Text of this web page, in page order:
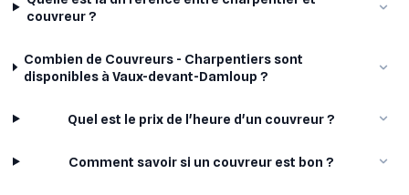
couvreur ?
Combien de Couvreurs - Charpentiers sont
disponibles à Vaux-devant-Damloup ?
Quel est le prix de l'heure d'un couvreur ?
Comment savoir si un couvreur est bon ?